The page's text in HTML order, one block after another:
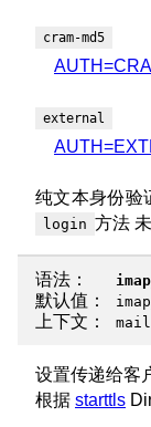
cram-md5
external
纯文本身份验
login 方法
语法：
默认值：
上下文： mail
设置传递给客
根据 starttls